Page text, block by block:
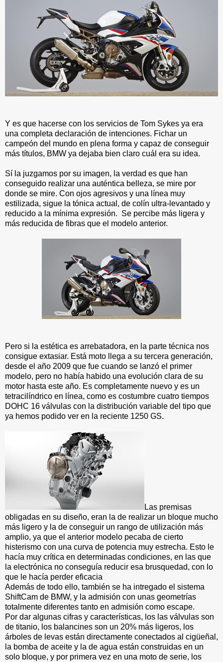
Y es que hacerse con los servicios de Tom Sykes ya era
una completa declaración de intenciones. Fichar un
campeón del mundo en plena forma y capaz de conseguir
más títulos, BMW ya dejaba bien claro cuál era su idea.
Sí la juzgamos por su imagen, la verdad es que han
conseguido realizar una auténtica belleza, se mire por
donde se mire. Con ojos agresivos y una línea muy
estilizada, sigue la tónica actual, de colín ultra-levantado y
reducido a la mínima expresión. Se percibe más ligera y
más reducida de fibras que el modelo anterior.
Pero si la estética es arrebatadora, en la parte técnica nos
consigue extasiar. Está moto llega a su tercera generación,
desde el año 2009 que fue cuando se lanzó el primer
modelo, pero no había habido una evolución clara de su
motor hasta este año. Es completamente nuevo y es un
tetracilíndrico en línea, como es costumbre cuatro tiempos
DOHC 16 válvulas con la distribución variable del tipo que
ya hemos podido ver en la reciente 1250 GS.
Las premisas
obligadas en su diseño, eran la de realizar un bloque mucho
más ligero y la de conseguir un rango de utilización más
amplio, ya que el anterior modelo pecaba de cierto
histerismo con una curva de potencia muy estrecha. Esto le
hacía muy crítica en determinadas condiciones, en las que
la electrónica no conseguía reducir esa brusquedad, con lo
que le hacía perder eficacia
Además de todo ello, también se ha intregado el sistema
ShiftCam de BMW, y la admisión con unas geometrías
totalmente diferentes tanto en admisión como escape.
Por dar algunas cifras y características, los las válvulas son
de titanio, los balancines son un 20% más ligeros, los
árboles de levas están directamente conectados al cigüeñal,
la bomba de aceite y la de agua están construidas en un
solo bloque, y por primera vez en una moto de serie, los